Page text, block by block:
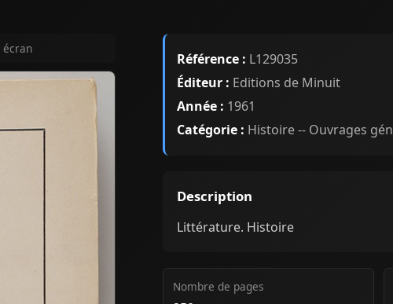
écran
Référence : L129035
Éditeur : Editions de Minuit
Année : 1961
Catégorie : Histoire -- Ouvrages
Description
Littérature. Histoire
Nombre de pages